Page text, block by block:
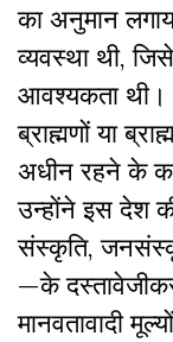
का अनुमान
व्यवस्था थी,
आवश्यकता थी।
ब्राह्मणों या
अधीन रहने के
उन्होंने इस देश
संस्कृति,
—के
मानवतावादी